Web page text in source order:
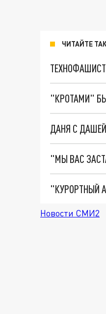
ЧИТАЙТЕ
"КРОТАМИ"
ДАНЯ С
"КУРОРТНЫЙ
Новости СМИ2